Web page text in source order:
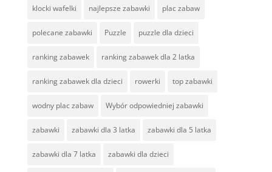
klocki wafelki najlepsze zabawki plac zabaw
polecane zabawki Puzzle puzzle dla dzieci
ranking zabawek ranking zabawek dla 2 latka
ranking zabawek dla dzieci rowerki top zabawki
wodny plac zabaw Wybór odpowiedniej zabawki
zabawki zabawki dla 3 latka zabawki dla 5 latka
zabawki dla 7 latka zabawki dla dzieci